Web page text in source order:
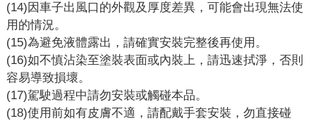
(14)因車子出風口的外觀及厚度差異，可能會出現無法使
用的情況。
(15)為避免液體露出，請確實安裝完整後再使用。
(16)如不慎沾染至塗裝表面或內裝上，請迅速拭淨，否則
容易導致損壞。
(17)駕駛過程中請勿安裝或觸碰本品。
(18)使用前如有皮膚不適，請配戴手套安裝，勿直接碰